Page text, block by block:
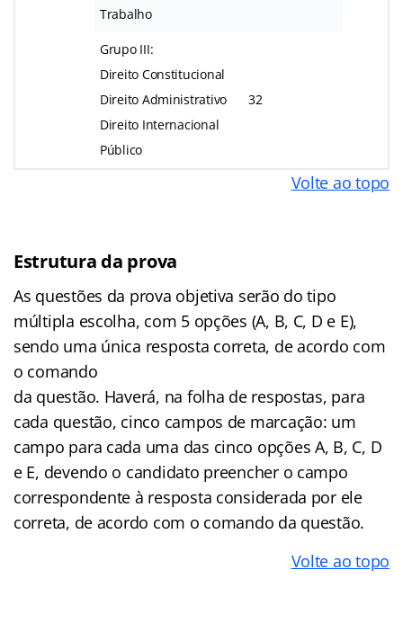
Trabalho
Grupo III:
Direito Constitucional
Direito Administrativo
Direito Internacional
Público
32
Volte ao topo
Estrutura da prova
As questões da prova objetiva serão do tipo
múltipla escolha, com 5 opções (A, B, C, D e E),
sendo uma única resposta correta, de acordo com
o comando
da questão. Haverá, na folha de respostas, para
cada questão, cinco campos de marcação: um
campo para cada uma das cinco opções A, B, C, D
e E, devendo o candidato preencher o campo
correspondente à resposta considerada por ele
correta, de acordo com o comando da questão.
Volte ao topo